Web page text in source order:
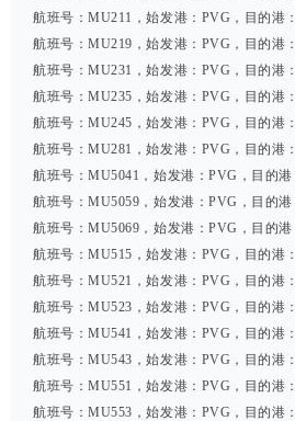
航班号：MU211，始发港：PVG，目的港
航班号：MU219，始发港：PVG，目的港
航班号：MU231，始发港：PVG，目的港
航班号：MU235，始发港：PVG，目的港
航班号：MU245，始发港：PVG，目的港
航班号：MU281，始发港：PVG，目的港
航班号：MU5041，始发港：PVG，目的
航班号：MU5059，始发港：PVG，目的
航班号：MU5069，始发港：PVG，目的
航班号：MU515，始发港：PVG，目的港
航班号：MU521，始发港：PVG，目的港
航班号：MU523，始发港：PVG，目的港
航班号：MU541，始发港：PVG，目的港
航班号：MU543，始发港：PVG，目的港
航班号：MU551，始发港：PVG，目的港
航班号：MU553，始发港：PVG，目的港